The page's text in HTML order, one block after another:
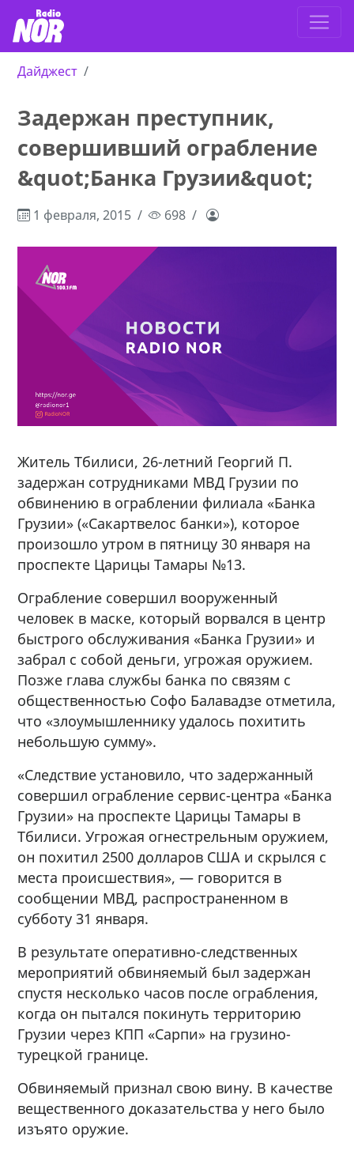
Дайджест
Задержан преступник,
совершивший ограбление
&quot;Банка Грузии&quot;
1 февраля, 2015 698
Житель Тбилиси, 26-летний Георгий П.
задержан сотрудниками МВД Грузии по
обвинению в ограблении филиала «Банка
Грузии» («Сакартвелос банки»), которое
произошло утром в пятницу 30 января на
проспекте Царицы Тамары №13.
Ограбление совершил вооруженный
человек в маске, который ворвался в центр
быстрого обслуживания «Банка Грузии» и
забрал с собой деньги, угрожая оружием.
Позже глава службы банка по связям с
общественностью Софо Балавадзе отметила,
что «злоумышленнику удалось похитить
небольшую сумму».
«Следствие установило, что задержанный
совершил ограбление сервис-центра «Банка
Грузии» на проспекте Царицы Тамары в
Тбилиси. Угрожая огнестрельным оружием,
он похитил 2500 долларов США и скрылся с
места происшествия», — говорится в
сообщении МВД, распространенном в
субботу 31 января.
В результате оперативно-следственных
мероприятий обвиняемый был задержан
спустя несколько часов после ограбления,
когда он пытался покинуть территорию
Грузии через КПП «Сарпи» на грузино-
турецкой границе.
Обвиняемый признал свою вину. В качестве
вещественного доказательства у него было
изъято оружие.